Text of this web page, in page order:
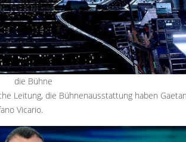
die Bühne
Leitung, die Bühnenausstattung haben
Vicario.